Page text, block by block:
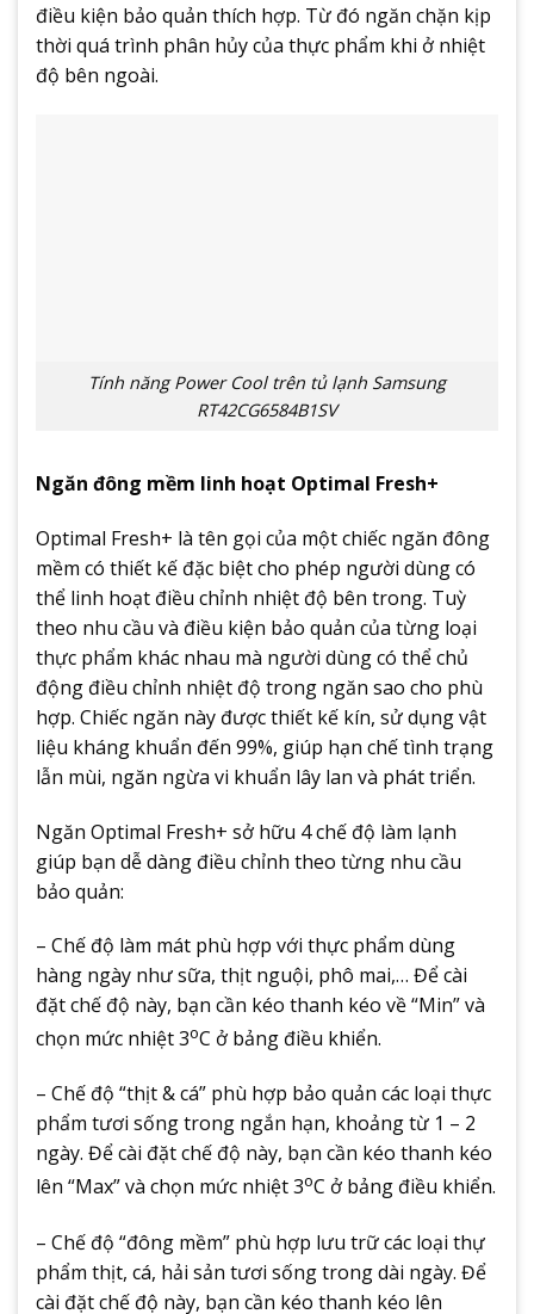
điều kiện bảo quản thích hợp. Từ đó ngăn chặn kịp
thời quá trình phân hủy của thực phẩm khi ở nhiệt
độ bên ngoài.
Tính năng Power Cool trên tủ lạnh Samsung
RT42CG6584B1SV
Ngăn đông mềm linh hoạt Optimal Fresh+
Optimal Fresh+ là tên gọi của một chiếc ngăn đông
mềm có thiết kế đặc biệt cho phép người dùng có
thể linh hoạt điều chỉnh nhiệt độ bên trong. Tuỳ
theo nhu cầu và điều kiện bảo quản của từng loại
thực phẩm khác nhau mà người dùng có thể chủ
động điều chỉnh nhiệt độ trong ngăn sao cho phù
hợp. Chiếc ngăn này được thiết kế kín, sử dụng vật
liệu kháng khuẩn đến 99%, giúp hạn chế tình trạng
lẫn mùi, ngăn ngừa vi khuẩn lây lan và phát triển.
Ngăn Optimal Fresh+ sở hữu 4 chế độ làm lạnh
giúp bạn dễ dàng điều chỉnh theo từng nhu cầu
bảo quản:
– Chế độ làm mát phù hợp với thực phẩm dùng
hàng ngày như sữa, thịt nguội, phô mai,… Để cài
đặt chế độ này, bạn cần kéo thanh kéo về “Min” và
chọn mức nhiệt 3oC ở bảng điều khiển.
– Chế độ “thịt & cá” phù hợp bảo quản các loại thực
phẩm tươi sống trong ngắn hạn, khoảng từ 1 – 2
ngày. Để cài đặt chế độ này, bạn cần kéo thanh kéo
lên “Max” và chọn mức nhiệt 3oC ở bảng điều khiển.
– Chế độ “đông mềm” phù hợp lưu trữ các loại thự
phẩm thịt, cá, hải sản tươi sống trong dài ngày. Để
cài đặt chế độ này, bạn cần kéo thanh kéo lên